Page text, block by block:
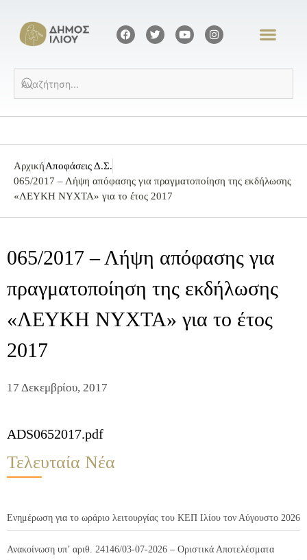
ΑρχικήΑποφάσεις Δ.Σ.
065/2017 – Λήψη απόφασης για πραγματοποίηση της εκδήλωσης
«ΛΕΥΚΗ ΝΥΧΤΑ» για το έτος 2017
065/2017 – Λήψη απόφασης για
πραγματοποίηση της εκδήλωσης
«ΛΕΥΚΗ ΝΥΧΤΑ» για το έτος
2017
17 Δεκεμβρίου, 2017
ADS0652017.pdf
Τελευταία Νέα
Ενημέρωση για το ωράριο λειτουργίας του ΚΕΠ Ιλίου τον Αύγουστο 2026
Ανακοίνωση υπ’ αριθ. 24146/03-07-2026 – Οριστικά Αποτελέσματα